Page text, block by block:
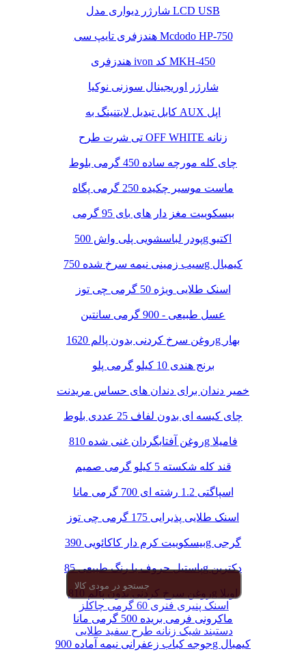
اسنک پنیری فنری 60 گرمی چاکلز
دستبند شیک زنانه طرح سفید طلایی
شارژر دیواری مدل LCD USB
هندزفری تایپ سی Mcdodo HP-750
هندزفری ivon کد MKH-450
شارژر اوریجینال سوزنی نوکیا
کابل تبدیل لایتنینگ به AUX اپل
تی شرت طرح OFF WHITE زنانه
چای کله مورچه ساده 450 گرمی بلوط
ماست موسیر چکیده 250 گرمی پگاه
بیسکوییت مغز دار های بای 95 گرمی
پودر لباسشویی پلی واش 500g اکتیو
سیب زمینی نیمه سرخ شده 750g کیمبال
اسنک طلایی ویژه 50 گرمی چی توز
عسل طبیعی - 900 گرمی سانتین
روغن سرخ کردنی بدون پالم 1620g بهار
برنج هندی 10 کیلو گرمی پلو
خمیر دندان برای دندان های حساس مریدنت
چای کیسه ای بدون لفاف 25 عددی بلوط
روغن آفتابگردان غنی شده 810g فامیلا
قند کله شکسته 5 کیلو گرمی صمیم
اسپاگتی 1.2 رشته ای 700 گرمی مانا
اسنک طلایی پذیرایی 175 گرمی چی توز
بیسکوییت کرم دار کاکائویی 390g گرجی
پاستیل حروف با رنگ طبیعی 85g دکتربن
روغن سرخ کردنی بدون پالم 810g اویلا
ماکرونی فرمی بریده 500 گرمی مانا
جوجه کباب زعفرانی نیمه آماده 900g کیمبال